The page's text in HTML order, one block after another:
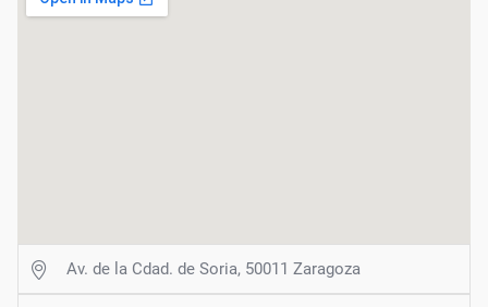
Av. de la Cdad. de Soria, 50011 Zaragoza